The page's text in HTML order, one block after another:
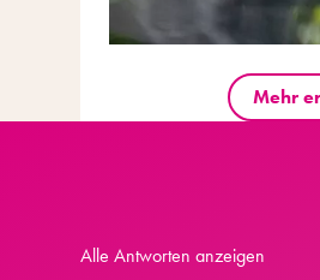
Mehr
Alle Antworten anzeigen